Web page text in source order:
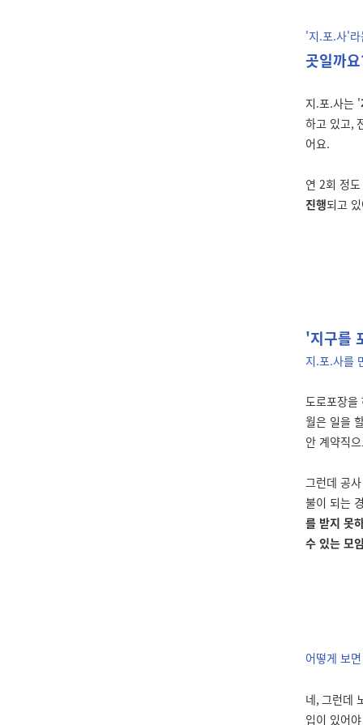
'지.포.사'
곳일까
지.포.사는 '
하고 있고,
어요.
연 2회 정
진행되고
'지구를
지.포.사를
도로포장을
월은 일을
안 계약직
그런데 공
불이 되는
를 받지 못
수 있는 모
어떻게 보
네, 그런데
입이 있어